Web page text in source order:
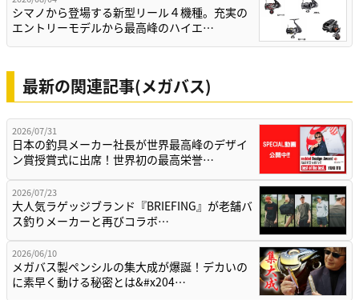
シマノから登場する新型リール４機種。充実の
エントリーモデルから最高峰のハイエ…
最新の関連記事(メガバス)
2026/07/31
日本の釣具メーカー社長が世界最高峰のデザイ
ン賞授賞式に出席！世界初の最高栄誉…
2026/07/23
大人気ラゲッジブランド『BRIEFING』が老舗バ
ス釣りメーカーと再びコラボ…
2026/06/10
メガバス製ペンシルの集大成が爆誕！デカいの
に素早く動ける秘密とは&#x204…